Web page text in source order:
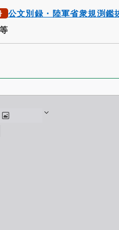
公文別録・陸軍省衆規渕鑑